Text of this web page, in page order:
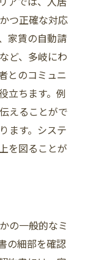
そのメリッ
レンド
望
つ正確な対応
家賃の自動請
ど、多岐にわ
とのコミュニ
立ちます。例
えることがで
ます。システ
を図ることが
の一般的なミ
の細部を確認